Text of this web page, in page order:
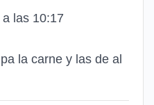
las 10:17
la carne y las de al